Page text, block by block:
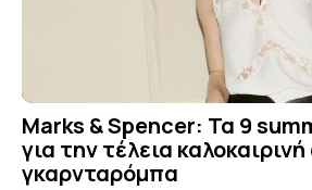
Marks & Spencer: Τα 9
για την τέλεια
γκαρνταρόμπα